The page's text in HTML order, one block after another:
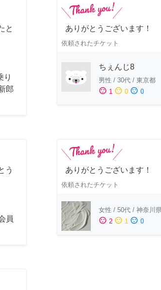
と
り
郎
ありがとうございます！
依頼されたチケット
ちぇんじ8
男性 / 30代 / 東京都
sentiment_satisfied 1 sentiment_neutral 0 sentiment_dissatisfied 0
う
員
ありがとうございます！
依頼されたチケット
女性 / 50代 / 神奈川
sentiment_satisfied 2 sentiment_neutral 1 sentiment_dissatisfied 0